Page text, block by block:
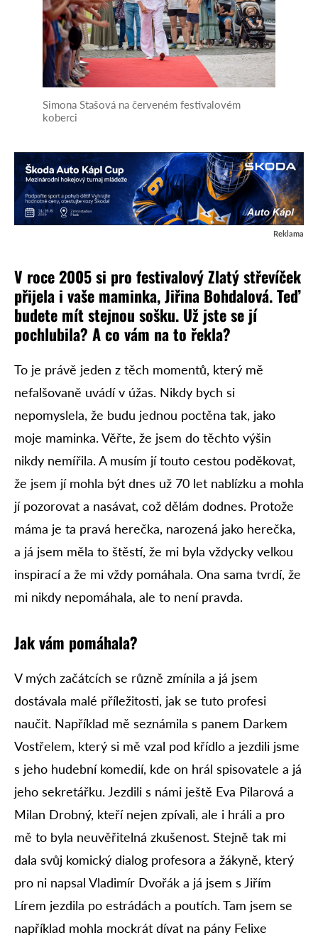
Simona Stašová na červeném festivalovém
koberci
Reklama
V roce 2005 si pro festivalový Zlatý střevíček
přijela i vaše maminka, Jiřina Bohdalová. Teď
budete mít stejnou sošku. Už jste se jí
pochlubila? A co vám na to řekla?
To je právě jeden z těch momentů, který mě
nefalšovaně uvádí v úžas. Nikdy bych si
nepomyslela, že budu jednou poctěna tak, jako
moje maminka. Věřte, že jsem do těchto výšin
nikdy nemířila. A musím jí touto cestou poděkovat,
že jsem jí mohla být dnes už 70 let nablízku a mohla
jí pozorovat a nasávat, což dělám dodnes. Protože
máma je ta pravá herečka, narozená jako herečka,
a já jsem měla to štěstí, že mi byla vždycky velkou
inspirací a že mi vždy pomáhala. Ona sama tvrdí, že
mi nikdy nepomáhala, ale to není pravda.
Jak vám pomáhala?
V mých začátcích se různě zmínila a já jsem
dostávala malé příležitosti, jak se tuto profesi
naučit. Například mě seznámila s panem Darkem
Vostřelem, který si mě vzal pod křídlo a jezdili jsme
s jeho hudební komedií, kde on hrál spisovatele a já
jeho sekretářku. Jezdili s námi ještě Eva Pilarová a
Milan Drobný, kteří nejen zpívali, ale i hráli a pro
mě to byla neuvěřitelná zkušenost. Stejně tak mi
dala svůj komický dialog profesora a žákyně, který
pro ni napsal Vladimír Dvořák a já jsem s Jiřím
Lírem jezdila po estrádách a poutích. Tam jsem se
například mohla mockrát dívat na pány Felixe